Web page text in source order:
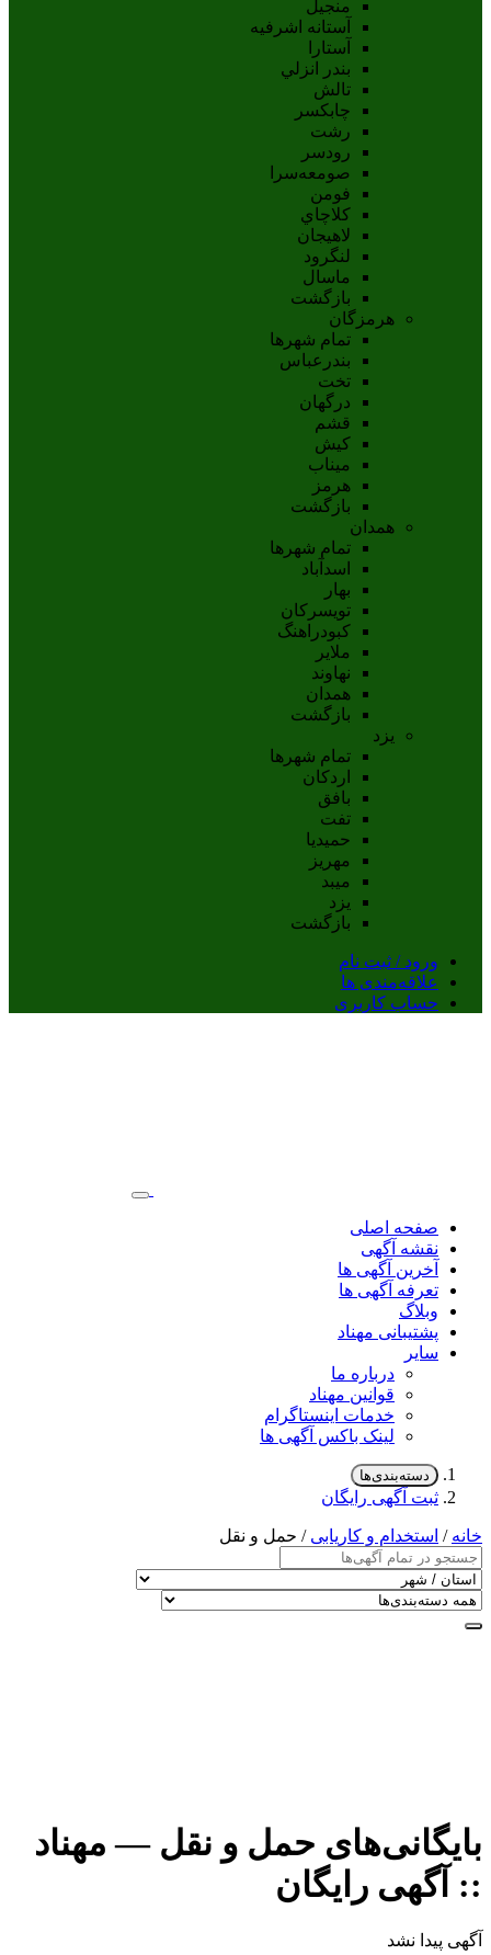
منجیل
آستانه اشرفيه
آستارا
بندر انزلي
تالش
چابکسر
رشت
رودسر
صومعه‌سرا
فومن
کلاچاي
لاهيجان
لنگرود
ماسال
بازگشت
هرمزگان
تمام شهر‌ها
بندرعباس
تخت
درگهان
قشم
کيش
ميناب
هرمز
بازگشت
همدان
تمام شهر‌ها
اسدآباد
بهار
تويسرکان
کبودراهنگ
ملاير
نهاوند
همدان
بازگشت
یزد
تمام شهر‌ها
اردکان
بافق
تفت
حميديا
مهریز
ميبد
يزد
بازگشت
ورود / ثبت نام
علاقه‌مندی ها
حساب کاربری
صفحه اصلی
نقشه آگهی
آخرین آگهی ها
تعرفه آگهی ها
وبلاگ
پشتیبانی مهناد
سایر
درباره ما
قوانین مهناد
خدمات اینستاگرام
لینک باکس آگهی ها
دسته‌بندی‌ها
ثبت آگهی رایگان
خانه / استخدام و کاریابی / حمل و نقل
بایگانی‌های حمل و نقل — مهناد
:: آگهی رایگان
آگهی پیدا نشد